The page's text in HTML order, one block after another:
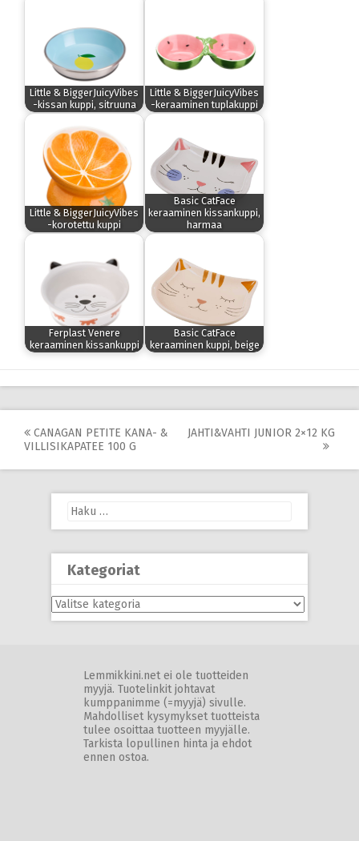
Little & BiggerJuicyVibes
-kissan kuppi, sitruuna
Little & BiggerJuicyVibes
-keraaminen tuplakuppi
Little & BiggerJuicyVibes
-korotettu kuppi
Basic CatFace
keraaminen kissankuppi,
harmaa
Ferplast Venere
keraaminen kissankuppi
Basic CatFace
keraaminen kuppi, beige
Post
CANAGAN PETITE KANA- &
VILLISIKAPATEE 100 G
JAHTI&VAHTI JUNIOR 2×12 KG
Haku:
Kategoriat
Kategoriat
Lemmikkini.net ei ole tuotteiden
myyjä. Tuotelinkit johtavat
kumppanimme (=myyjä) sivulle.
Mahdolliset kysymykset tuotteista
tulee osoittaa tuotteen myyjälle.
Tarkista lopullinen hinta ja ehdot
ennen ostoa.